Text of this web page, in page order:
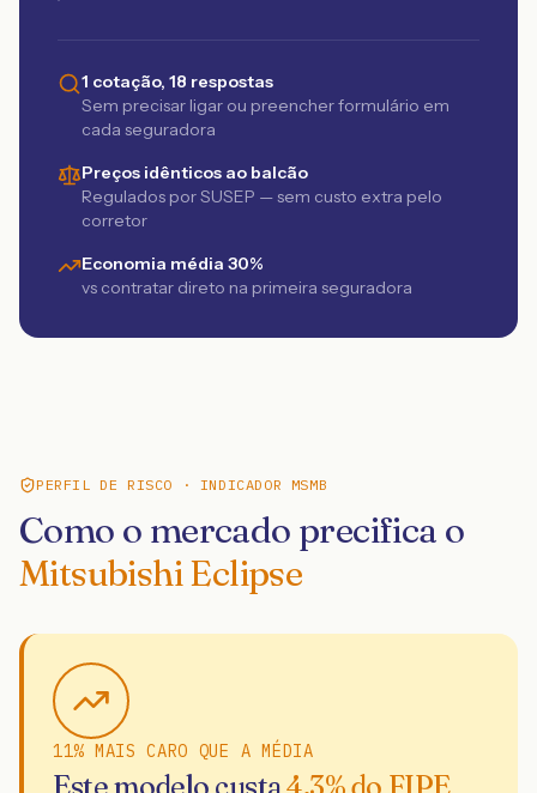
1 cotação, 18 respostas
Sem precisar ligar ou preencher formulário em
cada seguradora
Preços idênticos ao balcão
Regulados por SUSEP — sem custo extra pelo
corretor
Economia média 30%
vs contratar direto na primeira seguradora
PERFIL DE RISCO · INDICADOR MSMB
Como o mercado precifica o
Mitsubishi Eclipse
11% MAIS CARO QUE A MÉDIA